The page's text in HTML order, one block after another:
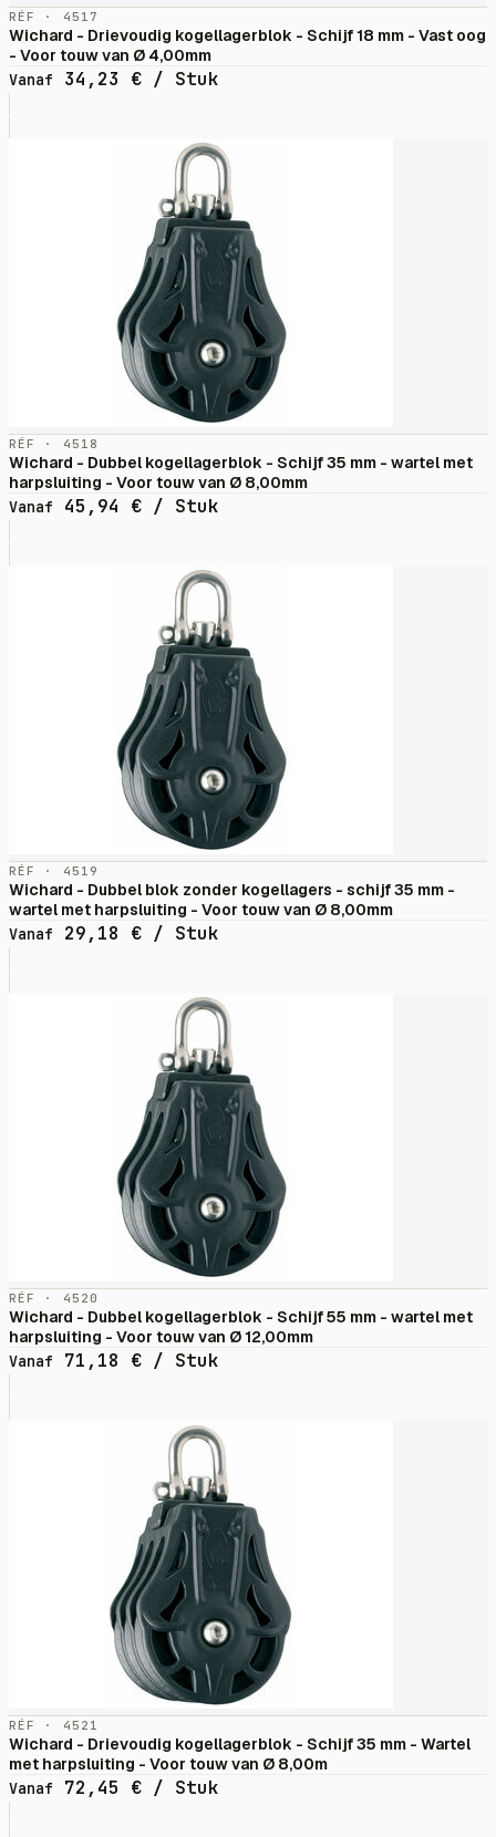
RÉF · 4517
Wichard - Drievoudig kogellagerblok - Schijf 18 mm - Vast oog
- Voor touw van Ø 4,00mm
Vanaf
34,23 € / Stuk
RÉF · 4518
Wichard - Dubbel kogellagerblok - Schijf 35 mm - wartel met
harpsluiting - Voor touw van Ø 8,00mm
Vanaf
45,94 € / Stuk
RÉF · 4519
Wichard - Dubbel blok zonder kogellagers - schijf 35 mm -
wartel met harpsluiting - Voor touw van Ø 8,00mm
Vanaf
29,18 € / Stuk
RÉF · 4520
Wichard - Dubbel kogellagerblok - Schijf 55 mm - wartel met
harpsluiting - Voor touw van Ø 12,00mm
Vanaf
71,18 € / Stuk
RÉF · 4521
Wichard - Drievoudig kogellagerblok - Schijf 35 mm - Wartel
met harpsluiting - Voor touw van Ø 8,00m
Vanaf
72,45 € / Stuk